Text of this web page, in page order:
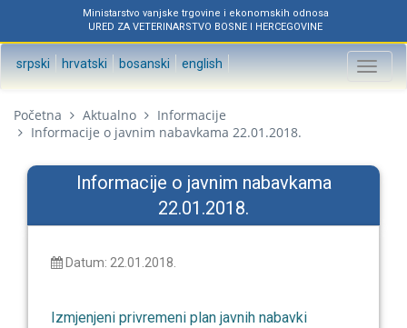
Ministarstvo vanjske trgovine i ekonomskih odnosa
URED ZA VETERINARSTVO BOSNE I HERCEGOVINE
srpski hrvatski bosanski english
Toggle
Početna Aktualno
Informacije
Informacije o javnim nabavkama 22.01.2018.
Informacije o javnim nabavkama
22.01.2018.
Datum: 22.01.2018.
Izmjenjeni privremeni plan javnih nabavki